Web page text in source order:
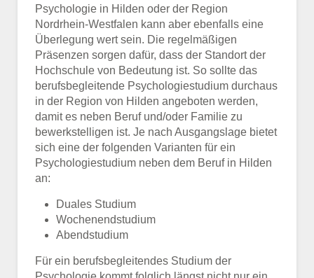
Psychologie in Hilden oder der Region
Nordrhein-Westfalen kann aber ebenfalls eine
Überlegung wert sein. Die regelmäßigen
Präsenzen sorgen dafür, dass der Standort der
Hochschule von Bedeutung ist. So sollte das
berufsbegleitende Psychologiestudium durchaus
in der Region von Hilden angeboten werden,
damit es neben Beruf und/oder Familie zu
bewerkstelligen ist. Je nach Ausgangslage bietet
sich eine der folgenden Varianten für ein
Psychologiestudium neben dem Beruf in Hilden
an:
Duales Studium
Wochenendstudium
Abendstudium
Für ein berufsbegleitendes Studium der